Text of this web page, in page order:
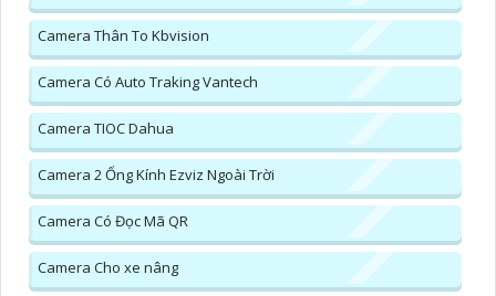
Camera Thân To Kbvision
Camera Có Auto Traking Vantech
Camera TIOC Dahua
Camera 2 Ống Kính Ezviz Ngoài Trời
Camera Có Đọc Mã QR
Camera Cho xe nâng